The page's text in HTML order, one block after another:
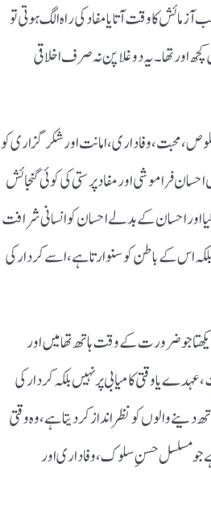
کا وقت آتا یا مفاد کی راہ الگ ہوتی تو
اور تھا۔ یہ دوغلا پن نہ صرف اخلاقی
محبت، وفاداری، امانت اور شکرگزاری کو
فراموشی اور مفاد پرستی کی کوئی گنجائش
اور احسان کے بدلے احسان کو انسانی شرافت
بلکہ اس کے باطن کو سنوارتا ہے، اسے کردار کی
جو ضرورت کے وقت ہاتھ تھامیں اور
یا وقتی کامیابی پر نہیں بلکہ کردار کی
والوں کو نظر انداز کر دیتا ہے، وہ وقتی
ہے جو مسلسل حسنِ سلوک، وفاداری اور